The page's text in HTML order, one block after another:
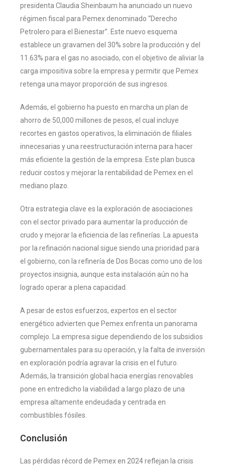
presidenta Claudia Sheinbaum ha anunciado un nuevo
régimen fiscal para Pemex denominado “Derecho
Petrolero para el Bienestar”. Este nuevo esquema
establece un gravamen del 30% sobre la producción y del
11.63% para el gas no asociado, con el objetivo de aliviar la
carga impositiva sobre la empresa y permitir que Pemex
retenga una mayor proporción de sus ingresos.
Además, el gobierno ha puesto en marcha un plan de
ahorro de 50,000 millones de pesos, el cual incluye
recortes en gastos operativos, la eliminación de filiales
innecesarias y una reestructuración interna para hacer
más eficiente la gestión de la empresa. Este plan busca
reducir costos y mejorar la rentabilidad de Pemex en el
mediano plazo.
Otra estrategia clave es la exploración de asociaciones
con el sector privado para aumentar la producción de
crudo y mejorar la eficiencia de las refinerías. La apuesta
por la refinación nacional sigue siendo una prioridad para
el gobierno, con la refinería de Dos Bocas como uno de los
proyectos insignia, aunque esta instalación aún no ha
logrado operar a plena capacidad.
A pesar de estos esfuerzos, expertos en el sector
energético advierten que Pemex enfrenta un panorama
complejo. La empresa sigue dependiendo de los subsidios
gubernamentales para su operación, y la falta de inversión
en exploración podría agravar la crisis en el futuro.
Además, la transición global hacia energías renovables
pone en entredicho la viabilidad a largo plazo de una
empresa altamente endeudada y centrada en
combustibles fósiles.
Conclusión
Las pérdidas récord de Pemex en 2024 reflejan la crisis